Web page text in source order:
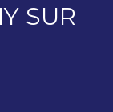
SUR